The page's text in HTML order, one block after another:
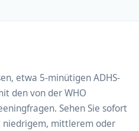
etwa 5-minütigen ADHS-
den von der WHO
Sehen Sie sofort
niedrigem, mittlerem oder